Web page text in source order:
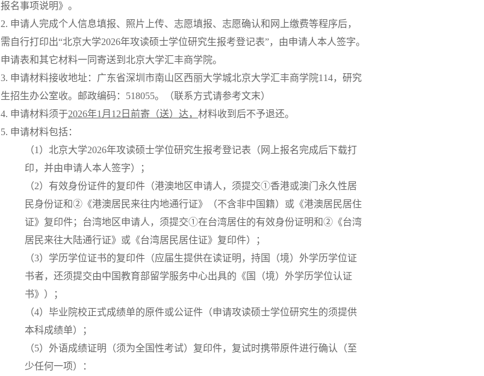
报名事项说明》。
2. 申请人完成个人信息填报、照片上传、志愿填报、志愿确认和网上缴费等程序后，
需自行打印出“北京大学2026年攻读硕士学位研究生报考登记表”，由申请人本人签字。
申请表和其它材料一同寄送到北京大学汇丰商学院。
3. 申请材料接收地址：广东省深圳市南山区西丽大学城北京大学汇丰商学院114，研究
生招生办公室收。邮政编码：518055。（联系方式请参考文末）
4. 申请材料须于2026年1月12日前寄（送）达， 材料收到后不予退还。
5. 申请材料包括：
（1）北京大学2026年攻读硕士学位研究生报考登记表（网上报名完成后下载打
印，并由申请人本人签字）；
（2）有效身份证件的复印件（港澳地区申请人，须提交①香港或澳门永久性居
民身份证和②《港澳居民来往内地通行证》（不含非中国籍）或《港澳居民居住
证》复印件；台湾地区申请人，须提交①在台湾居住的有效身份证明和②《台湾
居民来往大陆通行证》或《台湾居民居住证》复印件）；
（3）学历学位证书的复印件（应届生提供在读证明，持国（境）外学历学位证
书者，还须提交由中国教育部留学服务中心出具的《国（境）外学历学位认证
书》）；
（4）毕业院校正式成绩单的原件或公证件（申请攻读硕士学位研究生的须提供
本科成绩单）；
（5）外语成绩证明（须为全国性考试）复印件，复试时携带原件进行确认（至
少任何一项）：